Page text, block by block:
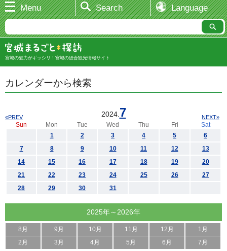
Menu Search Language
宮城の魅力がギッシリ！宮城の総合観光情報サイト
カレンダーから検索
2024. 7
«PREV NEXT»
Sun Mon Tue Wed Thu Fri
Sat
1
2 3 4 5
6
7
8 9 10 11 12
13
14
15 16 17 18 19
20
21
22 23 24 25 26
27
28
29 30 31
2025年～2026年
8月 9月 10月 11月 12月
1月
2月
3月 4月 5月 6月 7月